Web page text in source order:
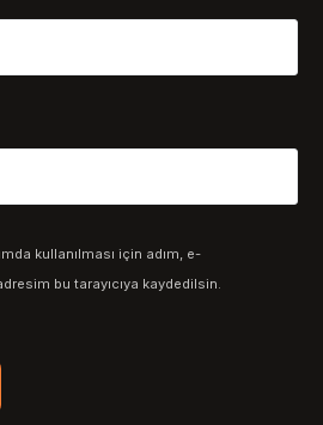
kullanılması için adım, e-
bu tarayıcıya kaydedilsin.